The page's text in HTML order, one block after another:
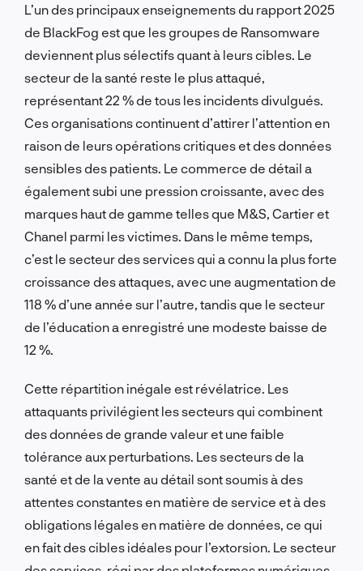
L’un des principaux enseignements du rapport 2025
de BlackFog est que les groupes de Ransomware
deviennent plus sélectifs quant à leurs cibles. Le
secteur de la santé reste le plus attaqué,
représentant 22 % de tous les incidents divulgués.
Ces organisations continuent d’attirer l’attention en
raison de leurs opérations critiques et des données
sensibles des patients. Le commerce de détail a
également subi une pression croissante, avec des
marques haut de gamme telles que M&S, Cartier et
Chanel parmi les victimes. Dans le même temps,
c’est le secteur des services qui a connu la plus forte
croissance des attaques, avec une augmentation de
118 % d’une année sur l’autre, tandis que le secteur
de l’éducation a enregistré une modeste baisse de
12 %.
Cette répartition inégale est révélatrice. Les
attaquants privilégient les secteurs qui combinent
des données de grande valeur et une faible
tolérance aux perturbations. Les secteurs de la
santé et de la vente au détail sont soumis à des
attentes constantes en matière de service et à des
obligations légales en matière de données, ce qui
en fait des cibles idéales pour l’extorsion. Le secteur